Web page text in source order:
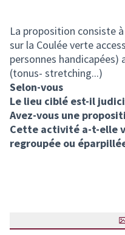
La proposition consiste
sur la Coulée verte
personnes
(tonus- stretching...)
Selon-vous
Le lieu ciblé est-il
Avez-vous une
Cette activité a-t-elle
regroupée ou